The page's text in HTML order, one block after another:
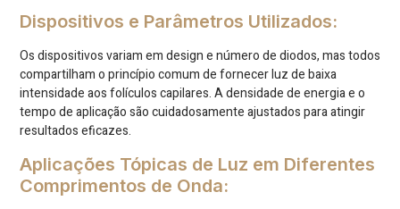
Dispositivos e Parâmetros Utilizados:
Os dispositivos variam em design e número de diodos, mas todos
compartilham o princípio comum de fornecer luz de baixa
intensidade aos folículos capilares. A densidade de energia e o
tempo de aplicação são cuidadosamente ajustados para atingir
resultados eficazes.
Aplicações Tópicas de Luz em Diferentes
Comprimentos de Onda: